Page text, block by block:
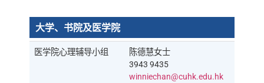
大学、书院及医学院
医学院心理辅导小组
陈德慧女士
3943 9435
winniechan@cuhk.edu.hk